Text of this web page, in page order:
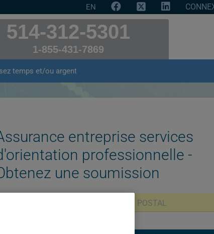
EN
514-312-5301
1-855-431-7869
temps et/ou argent
entreprise services
professionnelle -
une soumission